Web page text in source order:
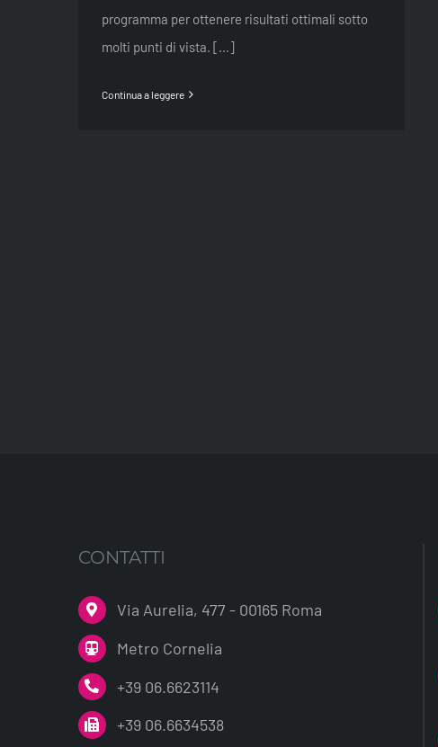
programma per ottenere risultati ottimali sotto
molti punti di vista. [...]
Continua a leggere
CONTATTI
Via Aurelia, 477 - 00165 Roma
Metro Cornelia
+39 06.6623114
+39 06.6634538